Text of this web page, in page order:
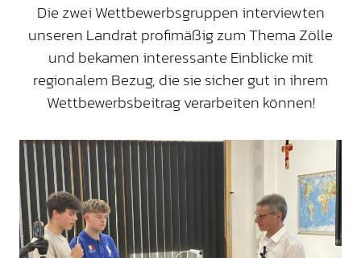
Die zwei Wettbewerbsgruppen interviewten
unseren Landrat profimäßig zum Thema Zölle
und bekamen interessante Einblicke mit
regionalem Bezug, die sie sicher gut in ihrem
Wettbewerbsbeitrag verarbeiten können!